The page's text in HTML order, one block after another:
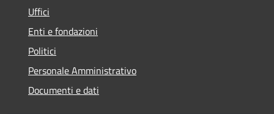
Uffici
Enti e fondazioni
Politici
Personale Amministrativo
Documenti e dati